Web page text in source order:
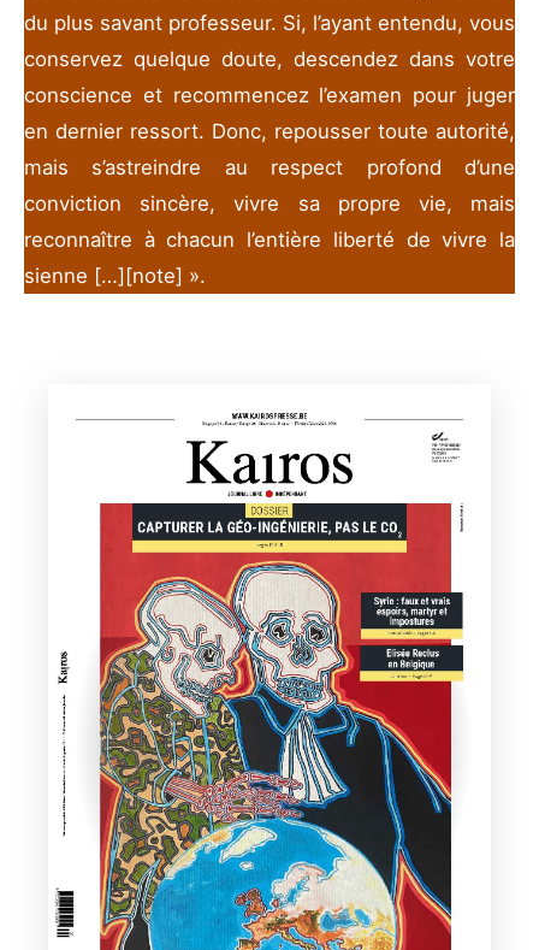
du plus savant professeur. Si, l’ayant entendu, vous
conservez quelque doute, descendez dans votre
conscience et recommencez l’examen pour juger
en dernier ressort. Donc, repousser toute autorité,
mais s’astreindre au respect profond d’une
conviction sincère, vivre sa propre vie, mais
reconnaître à chacun l’entière liberté de vivre la
sienne […][note] ».